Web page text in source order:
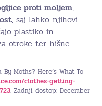
proti moljem,
, saj lahko njihovi
plastiko in
otroke ter hišne
Moths? Here’s What To
clothes-getting-
. Zadnji dostop: December